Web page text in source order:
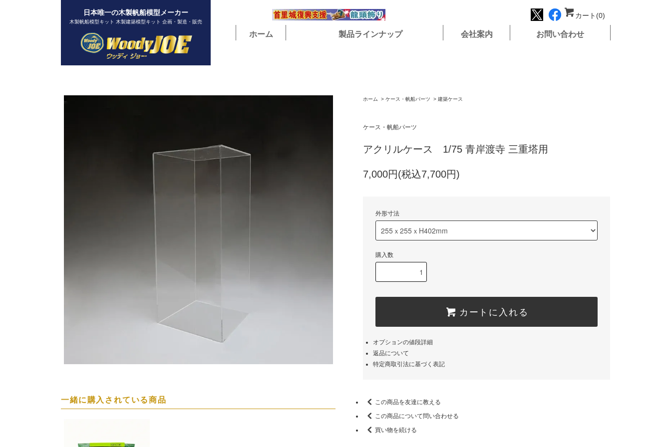
カート(0)
ホーム 製品ラインナップ 会社案内 お問い合わせ
日本唯一の木製帆船模型メーカー
木製帆船模型キット 木製建築模型キット 企画・製造・販売
一緒に購入されている商品
ホーム > ケース・帆船パーツ > 建築ケース
ケース・帆船パーツ
アクリルケース 1/75 青岸渡寺 三重塔用
7,000円(税込7,700円)
外形寸法
購入数
カートに入れる
オプションの値段詳細
返品について
特定商取引法に基づく表記
この商品を友達に教える
この商品について問い合わせる
買い物を続ける